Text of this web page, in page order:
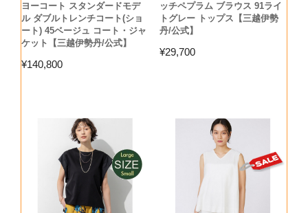
ヨーコート スタンダードモデ
ル ダブルトレンチコート(ショ
ート) 45ベージュ コート・ジャ
ケット【三越伊勢丹/公式】
¥140,800
ッチペプラム ブラウス 91ライ
トグレー トップス【三越伊勢
丹/公式】
¥29,700